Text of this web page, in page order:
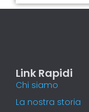
Link Rapidi
Chi siamo
La nostra storia